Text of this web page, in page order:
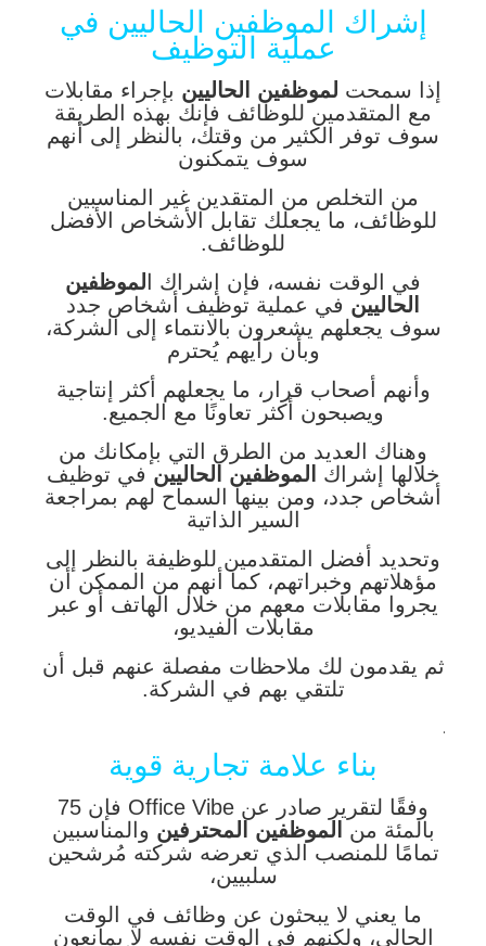
إشراك الموظفين الحاليين في
عملية التوظيف
إذا سمحت لموظفين الحاليين بإجراء مقابلات
مع المتقدمين للوظائف فإنك بهذه الطريقة
سوف توفر الكثير من وقتك، بالنظر إلى أنهم
سوف يتمكنون
من التخلص من المتقدين غير المناسبين
للوظائف، ما يجعلك تقابل الأشخاص الأفضل
للوظائف.
في الوقت نفسه، فإن إشراك ا لموظفين
الحاليين في عملية توظيف أشخاص جدد
سوف يجعلهم يشعرون بالانتماء إلى الشركة،
وبأن رأيهم يُحترم
وأنهم أصحاب قرار، ما يجعلهم أكثر إنتاجية
ويصبحون أكثر تعاونًا مع الجميع.
وهناك العديد من الطرق التي بإمكانك من
خلالها إشراك
الموظفين الحاليين في توظيف
أشخاص جدد، ومن بينها السماح لهم بمراجعة
السير الذاتية
وتحديد أفضل المتقدمين للوظيفة بالنظر إلى
مؤهلاتهم وخبراتهم، كما أنهم من الممكن أن
يجروا مقابلات معهم من خلال الهاتف أو عبر
مقابلات الفيديو،
ثم يقدمون لك ملاحظات مفصلة عنهم قبل أن
تلتقي بهم في الشركة.
.
بناء علامة تجارية قوية
وفقًا لتقرير صادر عن Office Vibe فإن 75
بالمئة من الموظفين المحترفين والمناسبين
تمامًا للمنصب الذي تعرضه شركته مُرشحين
سلبيين،
ما يعني لا يبحثون عن وظائف في الوقت
الحالي، ولكنهم في الوقت نفسه لا يمانعون